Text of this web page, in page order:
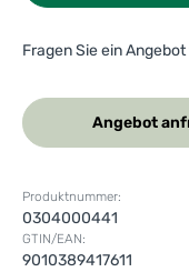
Fragen Sie ein
Angebot
Produktnummer:
0304000441
GTIN/EAN:
9010389417611